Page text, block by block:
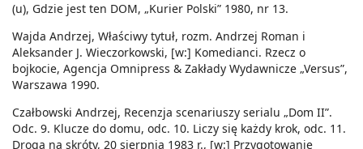
(u), Gdzie jest ten DOM, „Kurier Polski” 1980, nr 13.
Wajda Andrzej, Właściwy tytuł, rozm. Andrzej Roman i
Aleksander J. Wieczorkowski, [w:] Komedianci. Rzecz o
bojkocie, Agencja Omnipress & Zakłady Wydawnicze „Versus”,
Warszawa 1990.
Czałbowski Andrzej, Recenzja scenariuszy serialu „Dom II”.
Odc. 9. Klucze do domu, odc. 10. Liczy się każdy krok, odc. 11.
Droga na skróty, 20 sierpnia 1983 r., [w:] Przygotowanie